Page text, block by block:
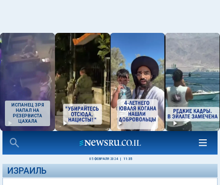
ИСПАНЕЦ ЗРЯ
НАПАЛ НА
РЕЗЕРВИСТА
ЦАХАЛА
05 ФЕВРАЛЯ 2024 11:35
ИЗРАИЛЬ